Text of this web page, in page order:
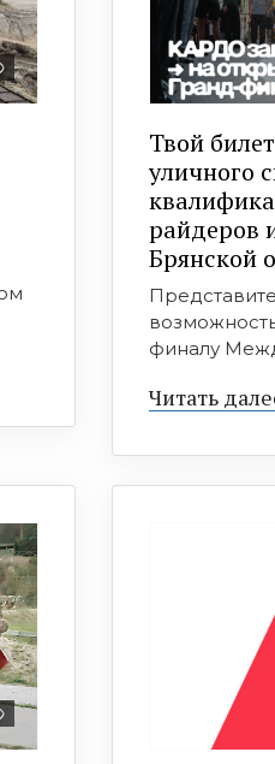
Твой
уличного
райдеров
Брянской
финалу
Читать